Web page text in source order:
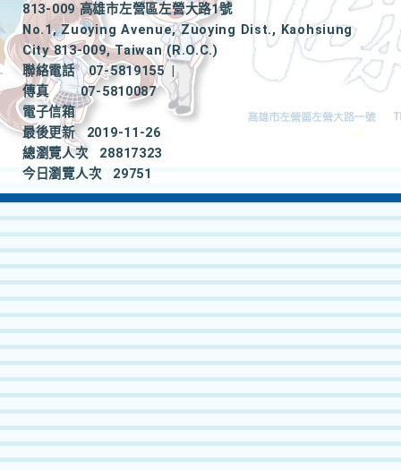
813-009 高雄市左營區左營大路1號
No.1, Zuoying Avenue, Zuoying Dist., Kaohsiung
City 813-009, Taiwan (R.O.C.)
聯絡電話
07-5819155
|
傳真
07-5810087
電子信箱
最後更新
2019-11-26
總瀏覽人次
28817323
今日瀏覽人次
29751